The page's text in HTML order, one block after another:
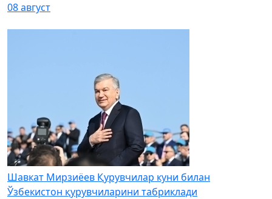
08 август
Шавкат Мирзиёев Қурувчилар куни билан
Ўзбекистон қурувчиларини табриклади